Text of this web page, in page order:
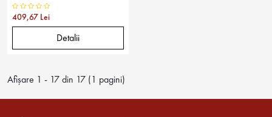
409,67 Lei
Detalii
Afişare 1 - 17 din 17 (1 pagini)